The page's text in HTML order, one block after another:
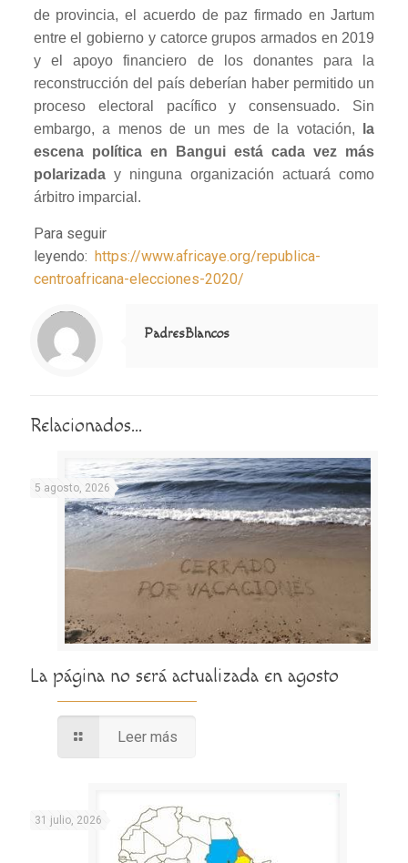
de provincia, el acuerdo de paz firmado en Jartum
entre el gobierno y catorce grupos armados en 2019
y el apoyo financiero de los donantes para la
reconstrucción del país deberían haber permitido un
proceso electoral pacífico y consensuado. Sin
embargo, a menos de un mes de la votación,
la
escena política en Bangui está cada vez más
polarizaday ninguna organización actuará como
árbitro imparcial.
Para seguir
leyendo: https://www.africaye.org/republica-
centroafricana-elecciones-2020/
Notice
: Trying to access array offset on value of type null in
/home/misioner/public_html/padresblancos/themes/betheme/includes/content-single.php
on line
286
PadresBlancos
Relacionados...
5 agosto, 2026
La página no será actualizada en agosto
Leer más
31 julio, 2026